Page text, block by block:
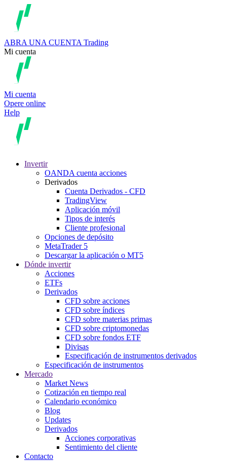
ABRA UNA CUENTA Trading
Mi cuenta
Mi cuenta
Opere online
Help
Invertir
OANDA cuenta acciones
Derivados
Cuenta Derivados - CFD
TradingView
Aplicación móvil
Tipos de interés
Cliente profesional
Opciones de depósito
MetaTrader 5
Descargar la aplicación o MT5
Dónde invertir
Acciones
ETFs
Derivados
CFD sobre acciones
CFD sobre índices
CFD sobre materias primas
CFD sobre criptomonedas
CFD sobre fondos ETF
Divisas
Especificación de instrumentos derivados
Especificación de instrumentos
Mercado
Market News
Cotización en tiempo real
Calendario económico
Blog
Updates
Derivados
Acciones corporativas
Sentimiento del cliente
Contacto